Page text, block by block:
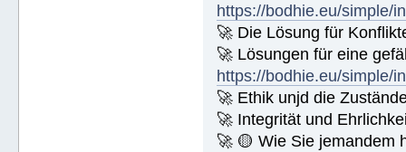
https://bodhie.eu/simple/
🚀 Die Lösung für
🚀 Lösungen für eine
https://bodhie.eu/simple/
🚀 Ethik unjd die
🚀 Integrität und
🚀 🟡 Wie Sie jemandem